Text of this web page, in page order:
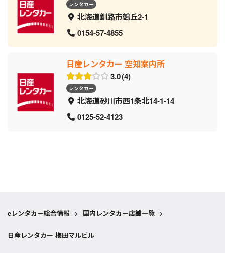
レンタカー
北海道釧路市鶴丘2-1
0154-57-4855
日産レンタカー 空知案内所
3.0 4
レンタカー
北海道砂川市西1条北14-1-14
0125-52-4123
eレンタカー総合情報 > 国内レンタカー店舗一覧 >
日産レンタカー 梅田マルビル